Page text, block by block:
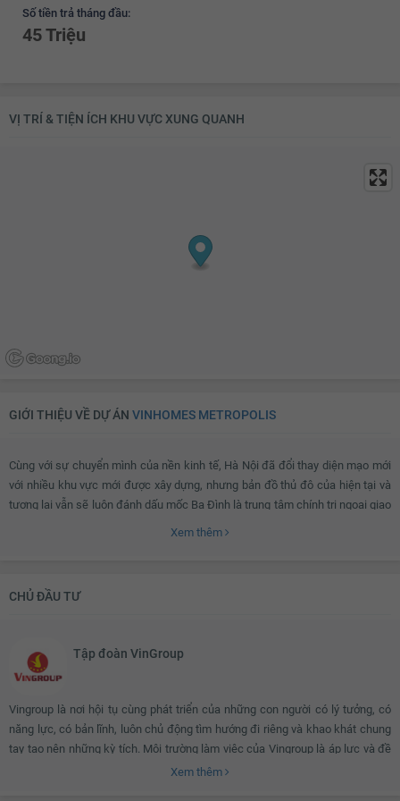
Số tiền trả tháng đầu:
45 Triệu
VỊ TRÍ & TIỆN ÍCH KHU VỰC XUNG QUANH
GIỚI THIỆU VỀ DỰ ÁN VINHOMES METROPOLIS
Cùng với sự chuyển mình của nền kinh tế, Hà Nội đã đổi thay diện mạo mới
với nhiều khu vực mới được xây dựng, nhưng bản đồ thủ đô của hiện tại và
tương lai vẫn sẽ luôn đánh dấu mốc Ba Đình là trung tâm chính trị ngoại giao
đẳng cấp đáp ứng hoàn hảo mọi nhu cầu thiết yếu của nhịp sống hiện đại
ngay giữa trung tâm quốc tế của thủ đô.
Vinhomes Metropolis ở đâu?
Xem thêm
CHỦ ĐẦU TƯ
Tập đoàn VinGroup
Vingroup là nơi hội tụ cùng phát triển của những con người có lý tưởng, có
năng lực, có bản lĩnh, luôn chủ động tìm hướng đi riêng và khao khát chung
tay tạo nên những kỳ tích. Môi trường làm việc của Vingroup là áp lực và đề
cao hiệu quả. Văn hóa của Vingroup là thượng tôn kỷ luật và coi trọng công
Xem thêm